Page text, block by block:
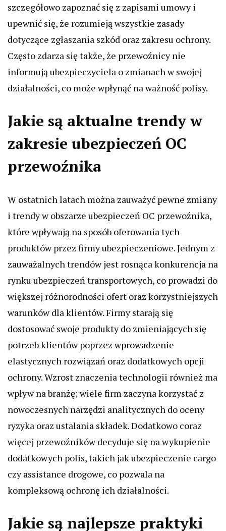
szczegółowo zapoznać się z zapisami umowy i
upewnić się, że rozumieją wszystkie zasady
dotyczące zgłaszania szkód oraz zakresu ochrony.
Często zdarza się także, że przewoźnicy nie
informują ubezpieczyciela o zmianach w swojej
działalności, co może wpłynąć na ważność polisy.
Jakie są aktualne trendy w
zakresie ubezpieczeń OC
przewoźnika
W ostatnich latach można zauważyć pewne zmiany
i trendy w obszarze ubezpieczeń OC przewoźnika,
które wpływają na sposób oferowania tych
produktów przez firmy ubezpieczeniowe. Jednym z
zauważalnych trendów jest rosnąca konkurencja na
rynku ubezpieczeń transportowych, co prowadzi do
większej różnorodności ofert oraz korzystniejszych
warunków dla klientów. Firmy starają się
dostosować swoje produkty do zmieniających się
potrzeb klientów poprzez wprowadzenie
elastycznych rozwiązań oraz dodatkowych opcji
ochrony. Wzrost znaczenia technologii również ma
wpływ na branżę; wiele firm zaczyna korzystać z
nowoczesnych narzędzi analitycznych do oceny
ryzyka oraz ustalania składek. Dodatkowo coraz
więcej przewoźników decyduje się na wykupienie
dodatkowych polis, takich jak ubezpieczenie cargo
czy assistance drogowe, co pozwala na
kompleksową ochronę ich działalności.
Jakie są najlepsze praktyki